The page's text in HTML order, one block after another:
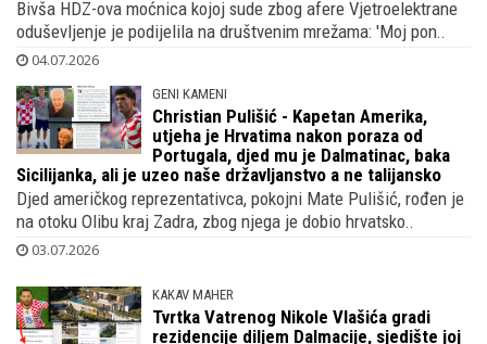
RADOST I LIPOTA
Josipa Pleslić (ex-Rimac) puca od ponosa, njena kći
pojavila se bez drugog muža, a slikala s prvim
Bivša HDZ-ova moćnica kojoj sude zbog afere Vjetroelektrane
oduševljenje je podijelila na društvenim mrežama: 'Moj pon..
04.07.2026
GENI KAMENI
Christian Pulišić - Kapetan Amerika,
Sicilijanka, ali je uzeo naše državljanstvo a ne talijansko
Djed američkog reprezentativca, pokojni Mate Pulišić, rođen je
na otoku Olibu kraj Zadra, zbog njega je dobio hrvatsko..